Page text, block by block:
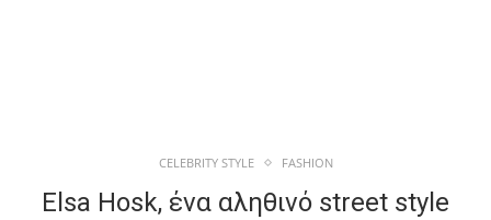
CELEBRITY STYLE FASHION
Elsa Hosk, ένα αληθινό street style